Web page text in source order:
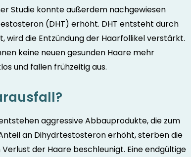
Studie konnte außerdem nachgewiesen
(DHT) erhöht. DHT entsteht durch
wird die Entzündung der Haarfollikel verstärkt.
keine neuen gesunden Haare mehr
und fallen frühzeitig aus.
aggressive Abbauprodukte, die zum
an Dihydrtestosteron erhöht, sterben die
der Haare beschleunigt. Eine endgültige